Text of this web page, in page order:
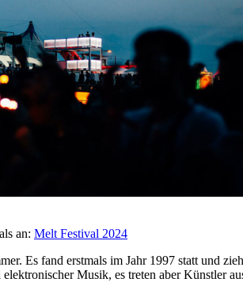
an: Melt Festival 2024
Es fand erstmals im Jahr 1997 statt und
Musik, es treten aber Künstler